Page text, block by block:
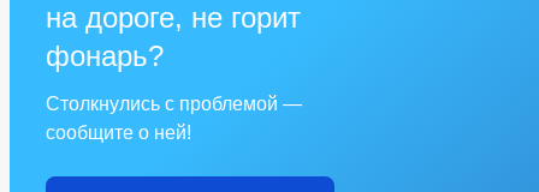
на дороге, не горит
фонарь?
Столкнулись с проблемой —
сообщите о ней!